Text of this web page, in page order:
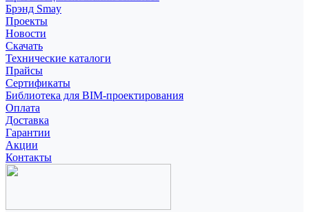
Брэнд Smay
Проекты
Новости
Скачать
Технические каталоги
Прайсы
Сертификаты
Библиотека для BIM-проектирования
Оплата
Доставка
Гарантии
Акции
Контакты